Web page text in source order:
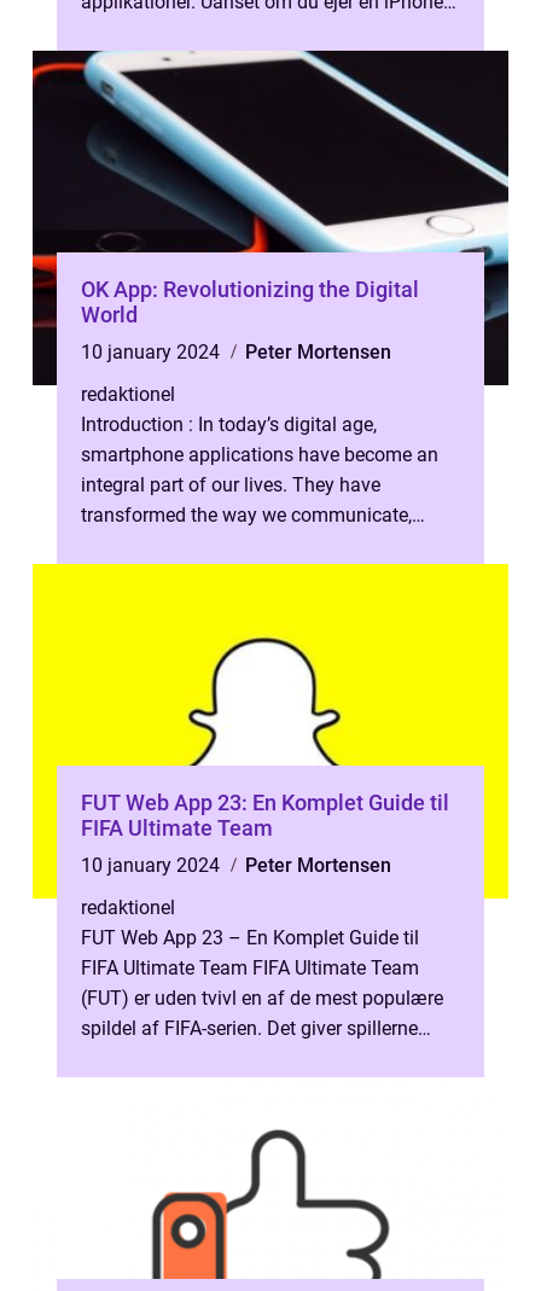
di...
OK App: Revolutionizing the Digital
World
10 january 2024
Peter Mortensen
redaktionel
Introduction : In today’s digital age,
smartphone applications have become an
integral part of our lives. They have
transformed the way we communicate,
FUT Web App 23: En Komplet Guide til
FIFA Ultimate Team
10 january 2024
Peter Mortensen
redaktionel
FUT Web App 23 – En Komplet Guide til
FIFA Ultimate Team FIFA Ultimate Team
(FUT) er uden tvivl en af de mest populære
spildel af FIFA-serien. Det giver spillerne